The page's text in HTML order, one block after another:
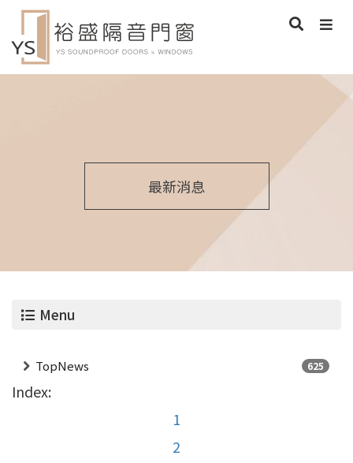
最新消息
Menu
TopNews 625
Index:
1
2